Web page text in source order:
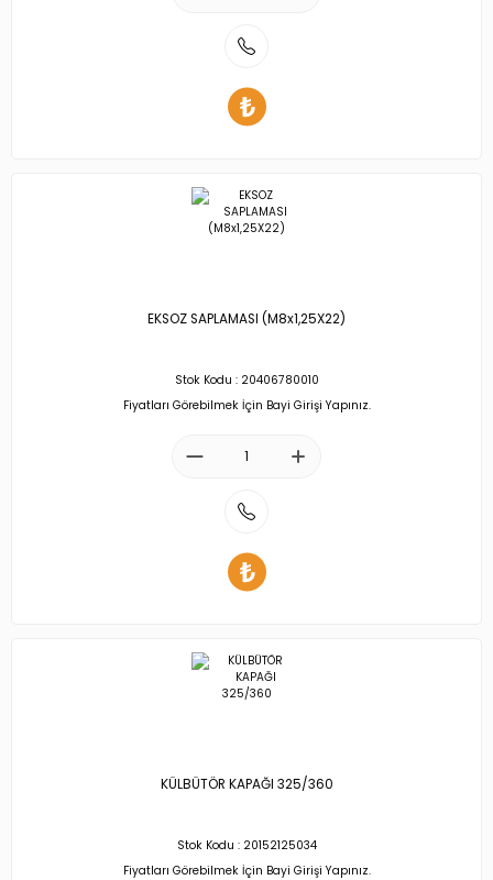
EKSOZ SAPLAMASI (M8x1,25X22)
Stok Kodu : 20406780010
Fiyatları Görebilmek İçin Bayi Girişi Yapınız.
KÜLBÜTÖR KAPAĞI 325/360
Stok Kodu : 20152125034
Fiyatları Görebilmek İçin Bayi Girişi Yapınız.